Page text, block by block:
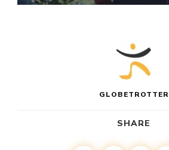
GLOBETROTTER
SHARE